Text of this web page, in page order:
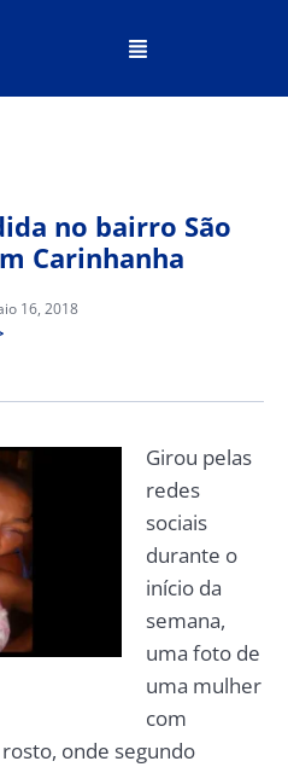
no bairro São
Carinhanha
16, 2018
Girou pelas
redes
sociais
durante o
início da
semana,
uma foto de
uma mulher
com
onde segundo